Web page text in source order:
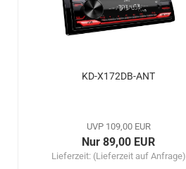
KD-X172DB-ANT
UVP 109,00 EUR
Nur 89,00 EUR
Lieferzeit: (Lieferzeit auf Anfrage)